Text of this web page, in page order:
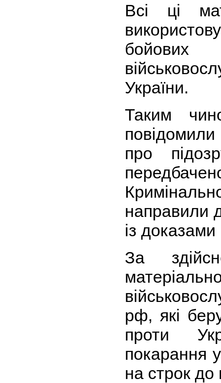
Всі ці
України.
Таким
про
направили
із
За
рф, які
проти
покарання
на строк до